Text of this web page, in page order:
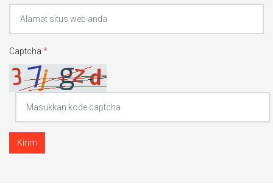
Captcha *
Kirim